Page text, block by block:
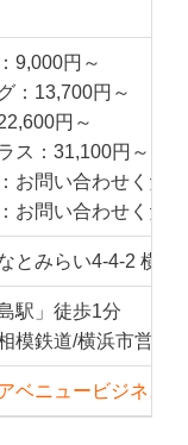
9,000円～
：13,700円～
円～
ス：31,100円～
お問い合わせくだ
お問い合わせくだ
とみらい4-4-2 横浜
駅」徒歩1分
模鉄道/横浜市営地
ベニュービジネス